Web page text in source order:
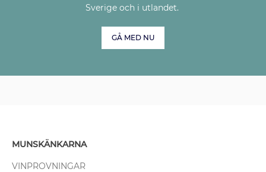
Sverige och i utlandet.
GÅ MED NU
MUNSKÄNKARNA
VINPROVNINGAR